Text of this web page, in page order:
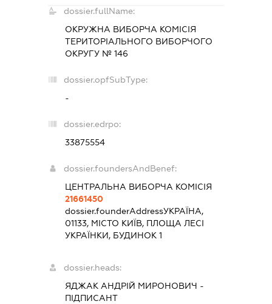
dossier.fullName:
ОКРУЖНА ВИБОРЧА КОМІСІЯ
ТЕРИТОРІАЛЬНОГО ВИБОРЧОГО
ОКРУГУ № 146
dossier.opfSubType:
-
dossier.edrpo:
33875554
dossier.foundersAndBenef:
ЦЕНТРАЛЬНА ВИБОРЧА КОМІСІЯ
21661450
dossier.founderAddressУКРАЇНА,
01133, МІСТО КИЇВ, ПЛОЩА ЛЕСІ
УКРАЇНКИ, БУДИНОК 1
dossier.heads:
ЯДЖАК АНДРІЙ МИРОНОВИЧ -
ПІДПИСАНТ